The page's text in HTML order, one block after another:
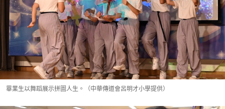
畢業生以舞蹈展示拼圖人生。（中華傳道會呂明才小學提供）